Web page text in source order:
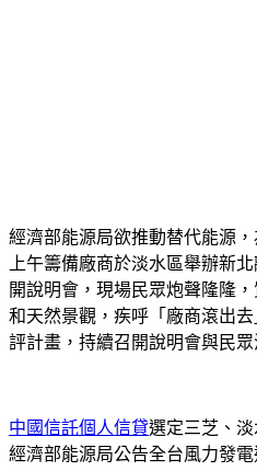
經濟部能源局欲推動替代能源
上午籌備廠商於淡水區舉辦新
開說明會，現場民眾炮聲隆隆
和天然景觀，疾呼「廠商滾出
評計畫，持續召開說明會與民眾
中國信託個人信貸選定三芝、
經濟部能源局公告全台風力發